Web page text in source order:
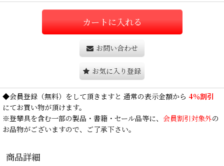
カートに入れる
お問い合わせ
お気に入り登録
◆会員登録 （無料）をして頂きますと 通常の表示金額から 4％割引
にてお買い物が頂けます。
※登攀具を含む一部の製品・書籍・セール品等に、 会員割引対象外の
お品物がございますので、ご了承下さい。
商品詳細